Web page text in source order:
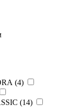
(4)
(14)